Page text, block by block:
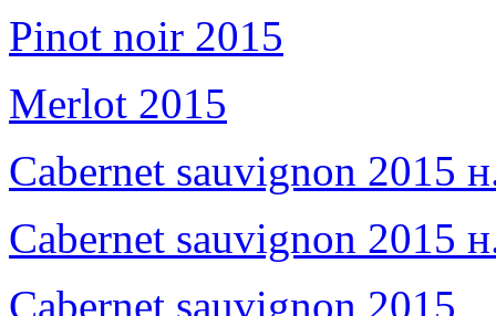
Pinot noir 2015
Merlot 2015
Cabernet sauvignon 2015
Cabernet sauvignon 2015
Cabernet sauvignon 2015